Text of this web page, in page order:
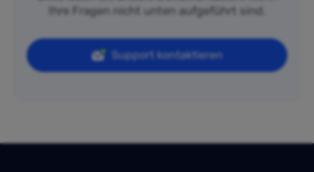
Ihre Fragen nicht unten aufgeführt sind.
Support kontaktieren